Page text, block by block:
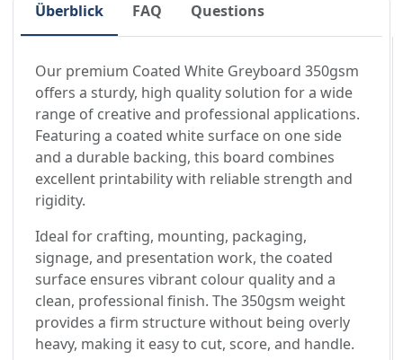
Überblick FAQ Questions
Our premium Coated White Greyboard 350gsm
offers a sturdy, high quality solution for a wide
range of creative and professional applications.
Featuring a coated white surface on one side
and a durable backing, this board combines
excellent printability with reliable strength and
rigidity.
Ideal for crafting, mounting, packaging,
signage, and presentation work, the coated
surface ensures vibrant colour quality and a
clean, professional finish. The 350gsm weight
provides a firm structure without being overly
heavy, making it easy to cut, score, and handle.